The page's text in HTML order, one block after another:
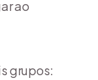
ao
grupos: